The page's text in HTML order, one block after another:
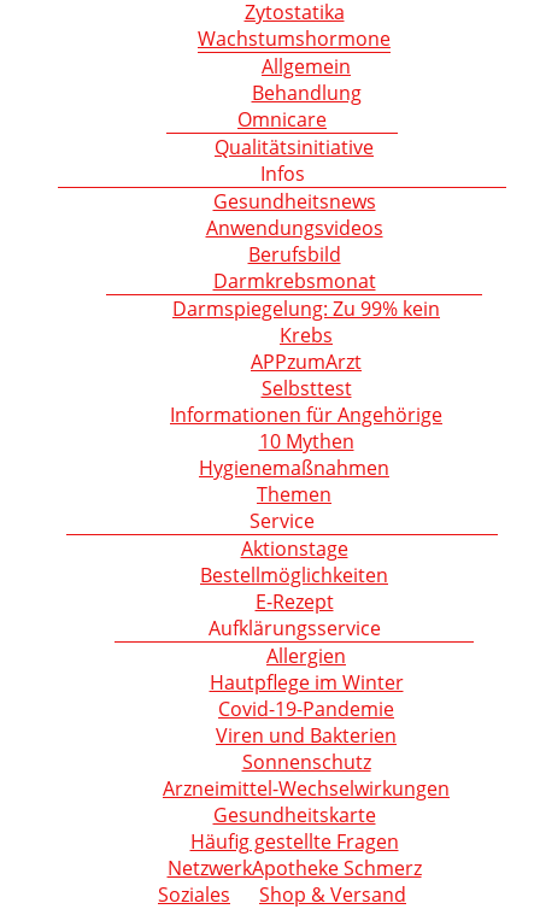
Zytostatika
Wachstumshormone
Allgemein
Behandlung
Omnicare
Qualitätsinitiative
Infos
Gesundheitsnews
Anwendungsvideos
Berufsbild
Darmkrebsmonat
Darmspiegelung: Zu 99% kein
Krebs
APPzumArzt
Selbsttest
Informationen für Angehörige
10 Mythen
Hygienemaßnahmen
Themen
Service
Aktionstage
Bestellmöglichkeiten
E-Rezept
Aufklärungsservice
Allergien
Hautpflege im Winter
Covid-19-Pandemie
Viren und Bakterien
Sonnenschutz
Arzneimittel-Wechselwirkungen
Gesundheitskarte
Häufig gestellte Fragen
NetzwerkApotheke Schmerz
Soziales
Shop & Versand